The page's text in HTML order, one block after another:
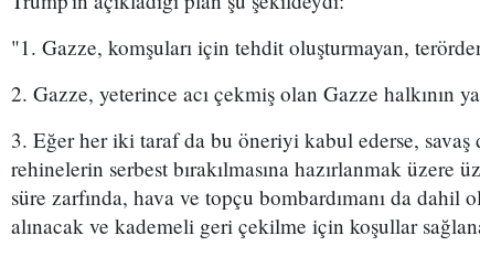
"1. Gazze, komşuları için tehdit oluşturmayan,
2. Gazze, yeterince acı çekmiş olan Gazze halkının
3. Eğer her iki taraf da bu öneriyi kabul ederse,
rehinelerin serbest bırakılmasına hazırlanmak üzere
süre zarfında, hava ve topçu bombardımanı da dahil
alınacak ve kademeli geri çekilme için koşullar